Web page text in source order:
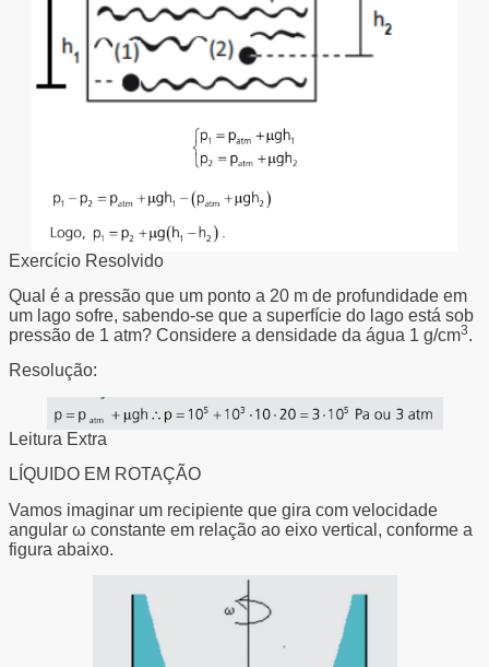
Exercício Resolvido
Qual é a pressão que um ponto a 20 m de profundidade em
um lago sofre, sabendo-se que a superfície do lago está sob
pressão de 1 atm? Considere a densidade da água 1 g/cm3.
Resolução:
Leitura Extra
LÍQUIDO EM ROTAÇÃO
Vamos imaginar um recipiente que gira com velocidade
angular ω constante em relação ao eixo vertical, conforme a
figura abaixo.